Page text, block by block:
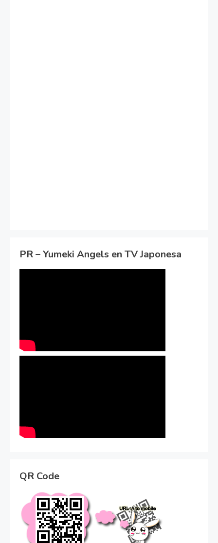
PR – Yumeki Angels en TV Japonesa
QR Code